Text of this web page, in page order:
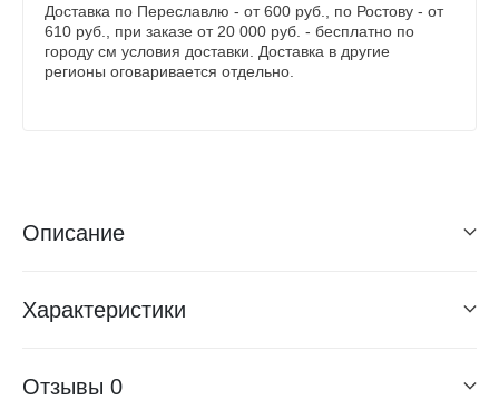
Доставка по Переславлю - от 600 руб., по Ростову - от
610 руб., при заказе от 20 000 руб. - бесплатно по
городу см условия доставки. Доставка в другие
регионы оговаривается отдельно.
Описание
Характеристики
Отзывы 0